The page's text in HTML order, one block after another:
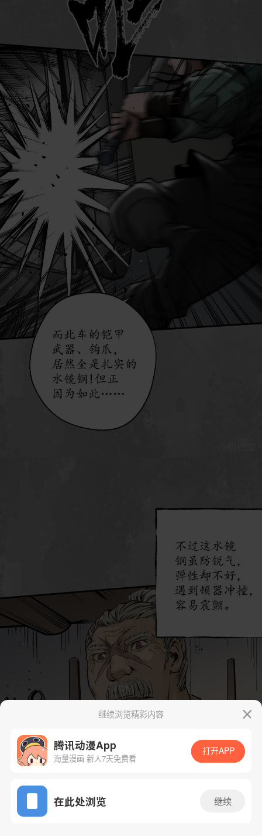
App免费看
继续浏览精彩内容
腾讯动漫App
海量漫画 新人7天免费看
打开APP
在此处浏览 继续